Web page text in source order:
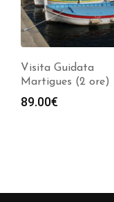
Visita Guidata
Martigues (2 ore)
89.00€